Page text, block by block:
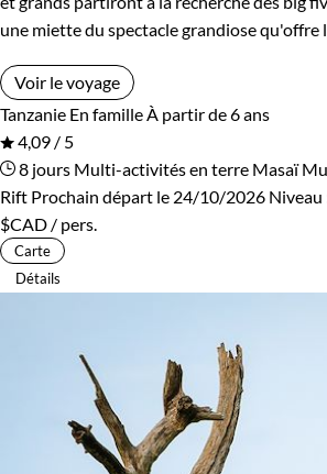
une miette du spectacle grandiose qu'offre
Voir le voyage
Tanzanie En famille À partir de 6 ans
4,09 / 5
8 jours Multi-activités en terre Masaï
Rift Prochain départ le 24/10/2026 Niveau
$CAD / pers.
Carte
Détails